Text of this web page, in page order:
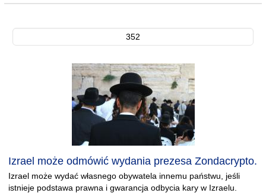
352
Izrael może odmówić wydania prezesa Zondacrypto.
Izrael może wydać własnego obywatela innemu państwu, jeśli
istnieje podstawa prawna i gwarancja odbycia kary w Izraelu.